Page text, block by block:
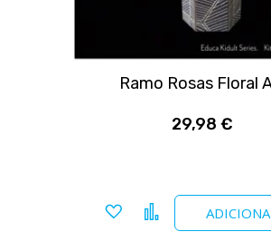
Ramo Rosas Floral
29,98 €
Adicionar a favoritos
Comparar